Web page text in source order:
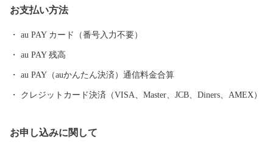
やブドウ、西部では西洋梨などのフルーツ栽培も盛んです。
お支払い方法
au PAY カード（番号入力不要）
au PAY 残高
au PAY（auかんたん決済）通信料金合算
クレジットカード決済（VISA、Master、JCB、Diners、AMEX）
お申し込みに関して